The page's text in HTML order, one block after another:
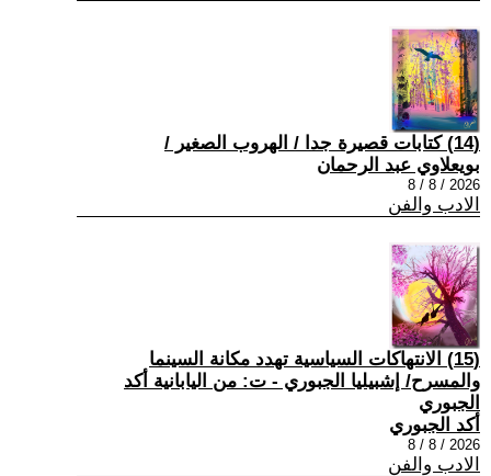
(14) كتابات قصيرة جدا / الهروب الصغير /
بويعلاوي عبد الرحمان
2026 / 8 / 8
الادب والفن
(15) الانتهاكات السياسية تهدد مكانة السينما
والمسرح/ إشبيليا الجبوري - ت: من اليابانية أكد
الجبوري
أكد الجبوري
2026 / 8 / 8
الادب والفن